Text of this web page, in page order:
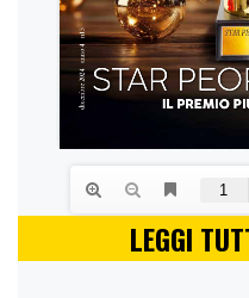
LEGGI